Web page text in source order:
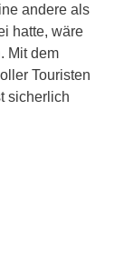
andere als
hatte, wäre
Mit dem
Touristen
sicherlich